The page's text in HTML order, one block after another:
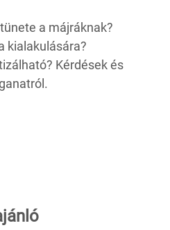
a májráknak?
kialakulására?
Kérdések és